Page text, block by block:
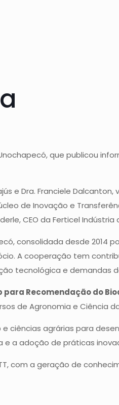
que publicou
e Dra. Franciele
de Inovação e
CEO da Ferticel Indústria
consolidada desde 2014
A cooperação tem
tecnológica e demandas
para Recomendação do
de Agronomia e Ciência
agrárias para
a adoção de práticas
com a geração de